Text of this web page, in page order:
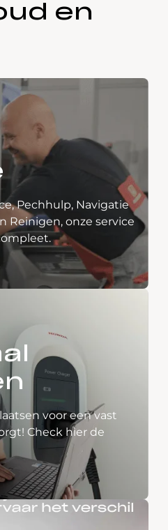
en
Pechhulp, Navigatie
Reinigen, onze service
voor een vast
Check hier de